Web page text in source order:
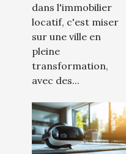
dans l'immobilier
locatif, c'est miser
sur une ville en
pleine
transformation,
avec des...